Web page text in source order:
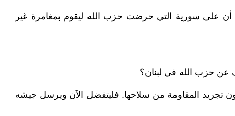
أن على سورية التي حرضت حزب الله ليقوم بمغامرة غير
عن حزب الله في لبنان؟
تجريد المقاومة من سلاحها. فليتفضل الآن ويرسل جيشه